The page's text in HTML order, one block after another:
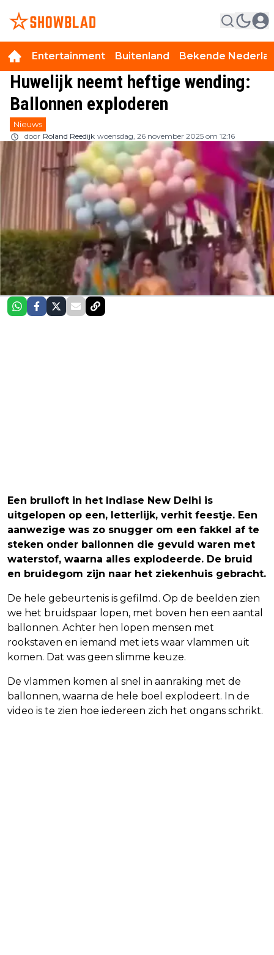
Entertainment Buitenland Bekende
Huwelijk neemt heftige wending:
Ballonnen exploderen
Nieuws
door Roland Reedijk woensdag, 26 november 2025 om 12:16
Een bruiloft in het Indiase New Delhi is
uitgelopen op een, letterlijk, verhit feestje. Een
aanwezige was zo snugger om een fakkel af te
steken onder ballonnen die gevuld waren met
waterstof, waarna alles explodeerde. De bruid
en bruidegom zijn naar het ziekenhuis gebracht.
De hele gebeurtenis is gefilmd. Op de beelden zien
we het bruidspaar lopen, met boven hen een aantal
ballonnen. Achter hen lopen mensen met
rookstaven en iemand met iets waar vlammen uit
komen. Dat was geen slimme keuze.
De vlammen komen al snel in aanraking met de
ballonnen, waarna de hele boel explodeert. In de
video is te zien hoe iedereen zich het ongans schrikt.